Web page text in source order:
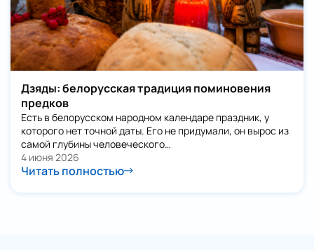
Дзяды: белорусская традиция поминовения
предков
Есть в белорусском народном календаре праздник, у
которого нет точной даты. Его не придумали, он вырос из
самой глубины человеческого…
4 июня 2026
Читать полностью